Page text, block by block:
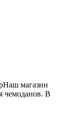
магазин
чемоданов. В